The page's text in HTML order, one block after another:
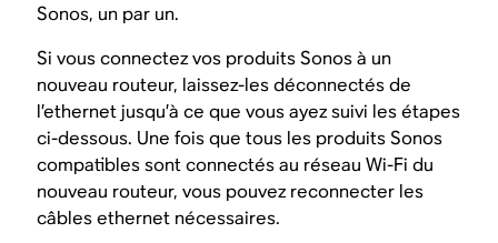
Sonos, un par un.
Si vous connectez vos produits Sonos à un
nouveau routeur, laissez-les déconnectés de
l’ethernet jusqu’à ce que vous ayez suivi les étapes
ci-dessous. Une fois que tous les produits Sonos
compatibles sont connectés au réseau Wi-Fi du
nouveau routeur, vous pouvez reconnecter les
câbles ethernet nécessaires.